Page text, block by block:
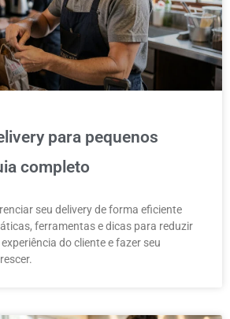
para pequenos
completo
seu delivery de forma eficiente
ferramentas e dicas para reduzir
do cliente e fazer seu